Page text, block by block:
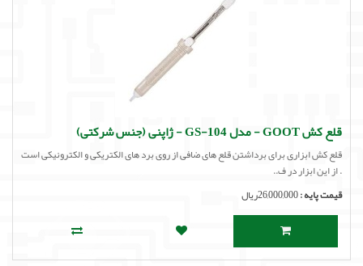
قلع کش GOOT - مدل GS-104 - ژاپنی (جنس شرکتی)
قلع کش ابزاری برای برداشتن قلع های ضافی از روی برد های الکتریکی و الکترونیکی است
. از این ابزار در ف..
قیمت پایه :26,000,000ریال